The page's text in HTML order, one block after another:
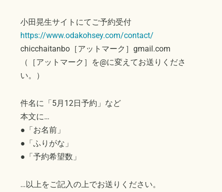
小田晃生サイトにてご予約受付
https://www.odakohsey.com/contact/
chicchaitanbo［アットマーク］gmail.com
（［アットマーク］を@に変えてお送りくださ
い。）
件名に「5月12日予約」など
本文に…
●「お名前」
●「ふりがな」
●「予約希望数」
…以上をご記入の上でお送りください。